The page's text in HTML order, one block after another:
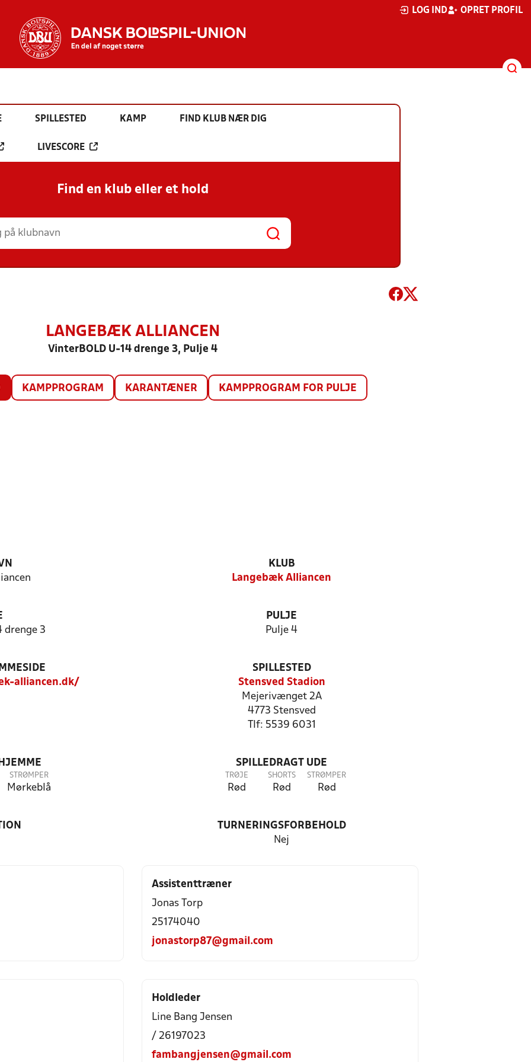
LOG IND OPRET PROFIL
SPILLESTED KAMP FIND KLUB NÆR DIG
LIVESCORE
Find en klub eller et hold
LANGEBÆK ALLIANCEN
VinterBOLD U-14 drenge 3, Pulje 4
KAMPPROGRAM KARANTÆNER KAMPPROGRAM FOR PULJE
KLUB
Langebæk Alliancen
drenge 3
PULJE
Pulje 4
alliancen.dk/
SPILLESTED
Stensved Stadion
Mejerivænget 2A
4773 Stensved
Tlf: 5539 6031
STRØMPER
Mørkeblå
SPILLEDRAGT UDE
TRØJE
Rød
SHORTS
Rød
STRØMPER
Rød
TURNERINGSFORBEHOLD
Nej
Assistenttræner
Jonas Torp
25174040
jonastorp87@gmail.com
Holdleder
Line Bang Jensen
/ 26197023
fambangjensen@gmail.com